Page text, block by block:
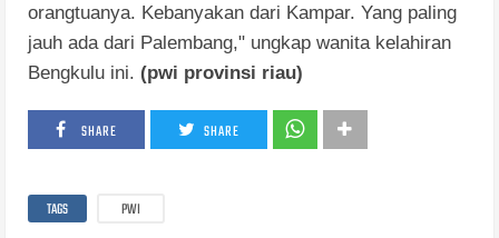
orangtuanya. Kebanyakan dari Kampar. Yang paling
jauh ada dari Palembang," ungkap wanita kelahiran
Bengkulu ini.(pwi provinsi riau)
SHARE SHARE
TAGS PWI